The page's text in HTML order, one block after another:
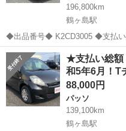
196,800km
鶴ヶ島駅
◆出品番号◆ K2CD3005 ◆支払い総額◆ 26.8万円 上記
費税、リサイクル券等全てコミ
税も込みです✨ ◆車両情報◆ メーカー：トヨタ 車名：ヴォクシー グ
レード...
埼玉 川越市 鶴ヶ島駅
★支払い総額
和5年6月！T
88,000円
パッソ
139,100km
鶴ヶ島駅